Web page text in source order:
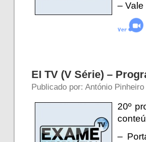
–
EI TV (V Série) –
Publicado por: António
20º
–